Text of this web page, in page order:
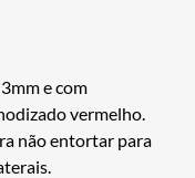
e com
vermelho.
não entortar para